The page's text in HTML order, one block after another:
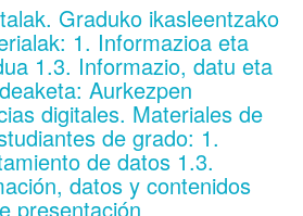
Graduko ikasleentzako
1. Informazioa eta
1.3. Informazio, datu eta
Aurkezpen
digitales. Materiales de
de grado: 1.
de datos 1.3.
datos y contenidos
presentación